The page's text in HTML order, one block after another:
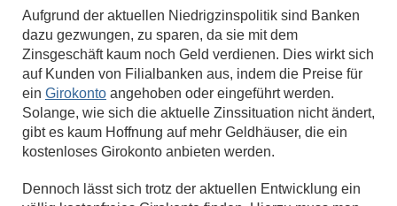
Aufgrund der aktuellen Niedrigzinspolitik sind Banken
dazu gezwungen, zu sparen, da sie mit dem
Zinsgeschäft kaum noch Geld verdienen. Dies wirkt sich
auf Kunden von Filialbanken aus, indem die Preise für
ein Girokonto angehoben oder eingeführt werden.
Solange, wie sich die aktuelle Zinssituation nicht ändert,
gibt es kaum Hoffnung auf mehr Geldhäuser, die ein
kostenloses Girokonto anbieten werden.
Dennoch lässt sich trotz der aktuellen Entwicklung ein